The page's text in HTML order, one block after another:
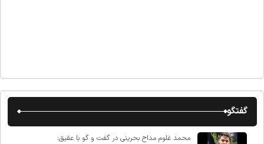
گفتگو
محمد غلوم مداح بحرینی در گفت و گو با عقیق: